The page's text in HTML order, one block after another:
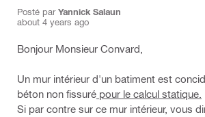
Posté par Yannick Salaun
about 4 years ago
Bonjour Monsieur Convard,
Un mur intérieur d'un batiment est
béton non fissuré pour le calcul statique.
Si par contre sur ce mur intérieur, vous